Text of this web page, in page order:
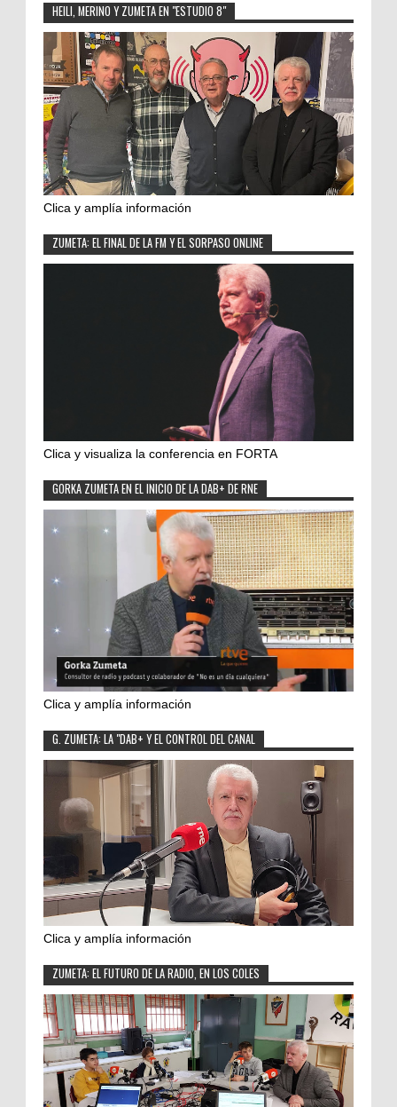
HEILI, MERINO Y ZUMETA EN "ESTUDIO 8"
Clica y amplía información
ZUMETA: EL FINAL DE LA FM Y EL SORPASO ONLINE
Clica y visualiza la conferencia en FORTA
GORKA ZUMETA EN EL INICIO DE LA DAB+ DE RNE
Clica y amplía información
G. ZUMETA: LA "DAB+ Y EL CONTROL DEL CANAL
Clica y amplía información
ZUMETA: EL FUTURO DE LA RADIO, EN LOS COLES